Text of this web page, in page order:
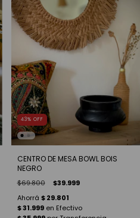
43% OFF
CENTRO DE MESA BOWL BOIS
NEGRO
$69.800 $39.999